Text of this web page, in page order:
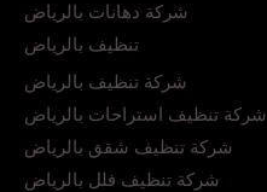
شركة دهانات بالرياض
تنظيف بالرياض
شركة تنظيف بالرياض
شركة تنظيف استراحات بالرياض
شركة تنظيف شقق بالرياض
شركة تنظيف فلل بالرياض